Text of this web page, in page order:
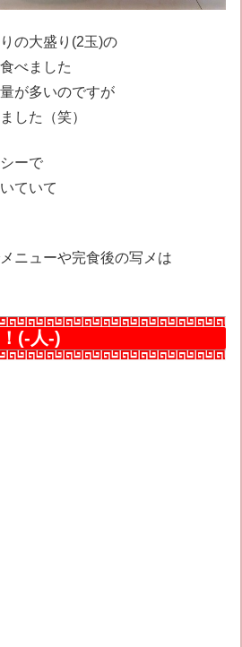
の大盛り(2玉)の
べました
が多いのですが
した（笑）
ーで
ていて
ニューや完食後の写メは
(-人-)